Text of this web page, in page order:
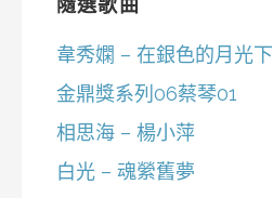
隨選歌曲
韋秀嫻 – 在銀色的月光下
金鼎獎系列06蔡琴01
相思海 – 楊小萍
白光 – 魂縈舊夢